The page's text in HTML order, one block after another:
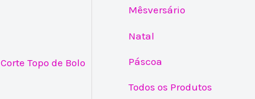
Mêsversário
Natal
Páscoa
Todos os Produtos